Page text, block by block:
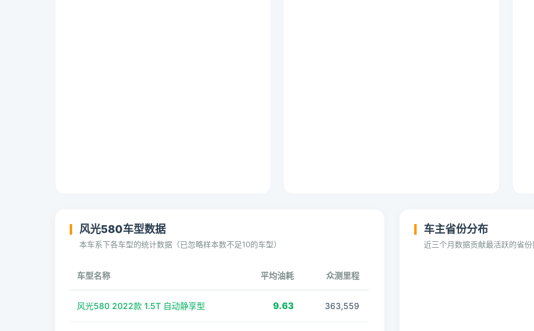
风光580车型数据
本车系下各车型的统计数据（已忽略样本数不足10的车型）
车型名称 平均油耗 众测里程
风光580 2022款 1.5T 自动静享型 9.63 363,559
车主省份分布
近三个月数据贡献最活跃的省份